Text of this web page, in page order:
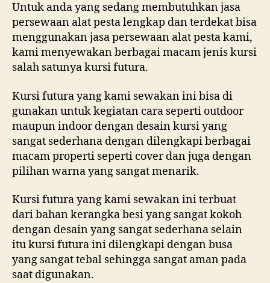
Untuk anda yang sedang membutuhkan jasa
persewaan alat pesta lengkap dan terdekat bisa
menggunakan jasa persewaan alat pesta kami,
kami menyewakan berbagai macam jenis kursi
salah satunya kursi futura.
Kursi futura yang kami sewakan ini bisa di
gunakan untuk kegiatan cara seperti outdoor
maupun indoor dengan desain kursi yang
sangat sederhana dengan dilengkapi berbagai
macam properti seperti cover dan juga dengan
pilihan warna yang sangat menarik.
Kursi futura yang kami sewakan ini terbuat
dari bahan kerangka besi yang sangat kokoh
dengan desain yang sangat sederhana selain
itu kursi futura ini dilengkapi dengan busa
yang sangat tebal sehingga sangat aman pada
saat digunakan.